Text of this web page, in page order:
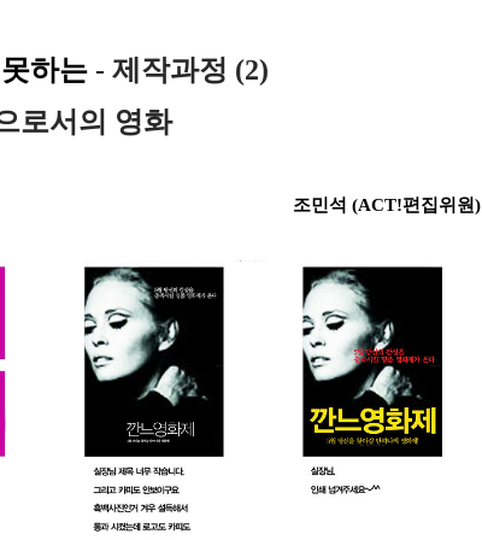
하는 - 제작과정 (2)
로서의 영화
조민석 (ACT!편집위원)